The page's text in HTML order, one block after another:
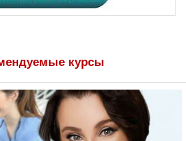
курсы